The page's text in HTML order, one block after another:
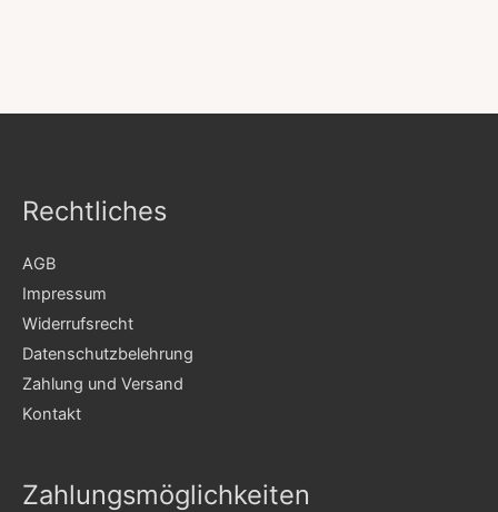
Rechtliches
AGB
Impressum
Widerrufsrecht
Datenschutzbelehrung
Zahlung und Versand
Kontakt
Zahlungsmöglichkeiten